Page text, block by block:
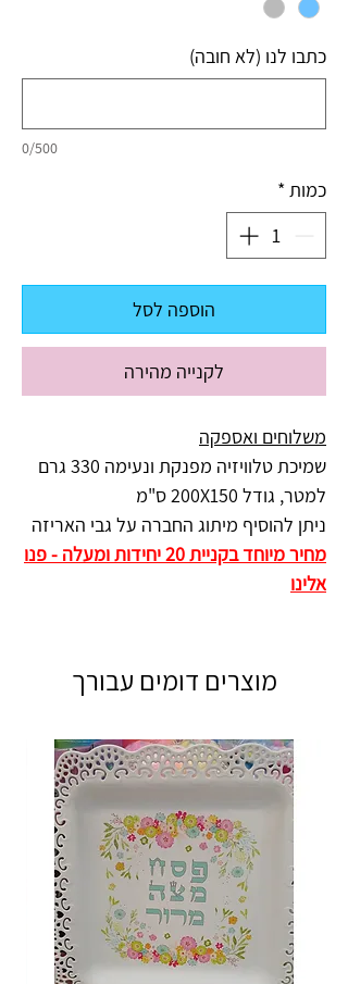
כתבו לנו (לא חובה)
0/500
כמות *
הוספה לסל
לקנייה מהירה
משלוחים ואספקה
שמיכת טלוויזיה מפנקת ונעימה 330 גרם
למטר, גודל 200X150 ס"מ
ניתן להוסיף מיתוג החברה על גבי האריזה
מחיר מיוחד בקניית 20 יחידות ומעלה - פנו
אלינו
מוצרים דומים עבורך